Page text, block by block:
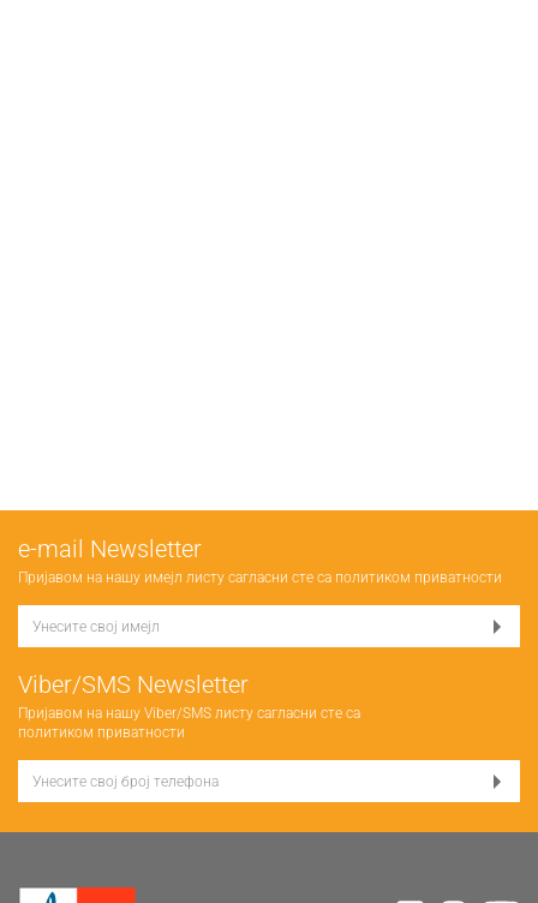
е-mail Newsletter
Пријавом на нашу имејл листу сагласни сте са политиком приватности
Viber/SMS Newsletter
Пријавом на нашу Viber/SMS листу сагласни сте са
политиком приватности